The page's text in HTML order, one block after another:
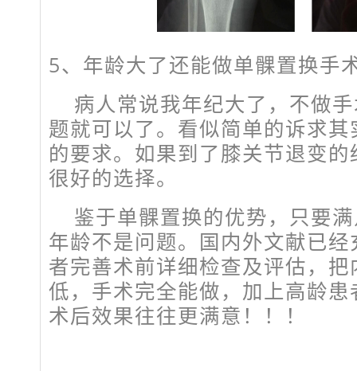
5、 年龄大了还能做单髁置换手
病人常说我年纪大了，不做
题就可以了。看似简单的诉求
的要求。如果到了膝关节退变
很好的选择。
鉴于单髁置换的优势，只要
年龄不是问题。国内外文献已
者完善术前详细检查及评估，
低，手术完全能做，加上高龄
术后效果往往更满意！！！